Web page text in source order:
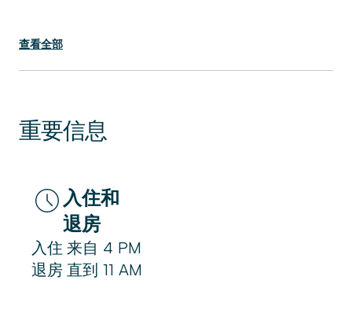
查看全部
重要信息
入住和
退房
入住 来自 4 PM
退房 直到 11 AM